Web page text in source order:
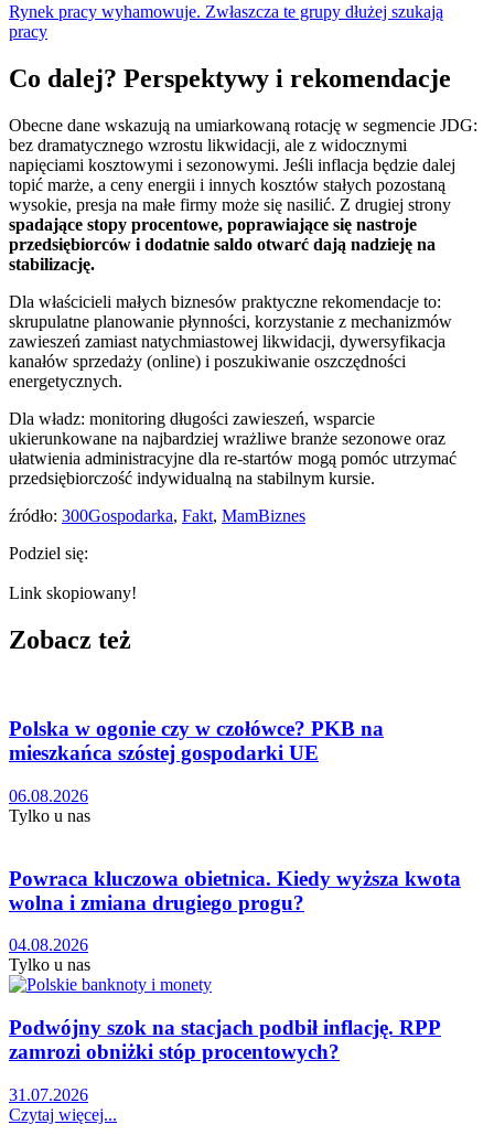
Rynek pracy wyhamowuje. Zwłaszcza te grupy dłużej szukają
pracy
Co dalej? Perspektywy i rekomendacje
Obecne dane wskazują na umiarkowaną rotację w segmencie JDG:
bez dramatycznego wzrostu likwidacji, ale z widocznymi
napięciami kosztowymi i sezonowymi. Jeśli inflacja będzie dalej
topić marże, a ceny energii i innych kosztów stałych pozostaną
wysokie, presja na małe firmy może się nasilić. Z drugiej strony
spadające stopy procentowe, poprawiające się nastroje
przedsiębiorców i dodatnie saldo otwarć dają nadzieję na
stabilizację.
Dla właścicieli małych biznesów praktyczne rekomendacje to:
skrupulatne planowanie płynności, korzystanie z mechanizmów
zawieszeń zamiast natychmiastowej likwidacji, dywersyfikacja
kanałów sprzedaży (online) i poszukiwanie oszczędności
energetycznych.
Dla władz: monitoring długości zawieszeń, wsparcie
ukierunkowane na najbardziej wrażliwe branże sezonowe oraz
ułatwienia administracyjne dla re-startów mogą pomóc utrzymać
przedsiębiorczość indywidualną na stabilnym kursie.
źródło: 300Gospodarka, Fakt, MamBiznes
Podziel się:
Link skopiowany!
Zobacz też
Polska w ogonie czy w czołówce? PKB na
mieszkańca szóstej gospodarki UE
06.08.2026
Tylko u nas
Powraca kluczowa obietnica. Kiedy wyższa kwota
wolna i zmiana drugiego progu?
04.08.2026
Tylko u nas
Podwójny szok na stacjach podbił inflację. RPP
zamrozi obniżki stóp procentowych?
31.07.2026
Czytaj więcej...